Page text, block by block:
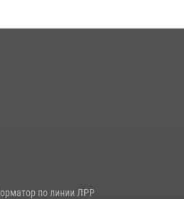
задержала необычного
изъяли 44 единицы охотничьего
по линии ЛРР